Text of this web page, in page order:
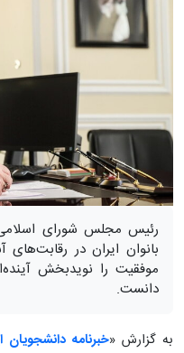
رئیس مجلس شورای اسلامی
بانوان ایران در
موفقیت را نویدبخش
دانست.
به گزارش «خبرنامه دانشجویان